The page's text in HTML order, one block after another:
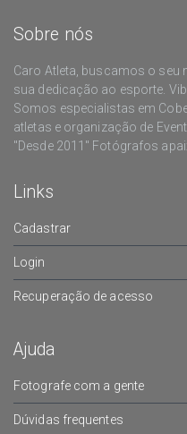
Sobre nós
Caro Atleta, buscamos o seu
sua dedicação ao esporte.
Somos especialistas em
atletas e organização de
"Desde 2011" Fotógrafos
Links
Cadastrar
Login
Recuperação de acesso
Ajuda
Fotografe com a gente
Dúvidas frequentes